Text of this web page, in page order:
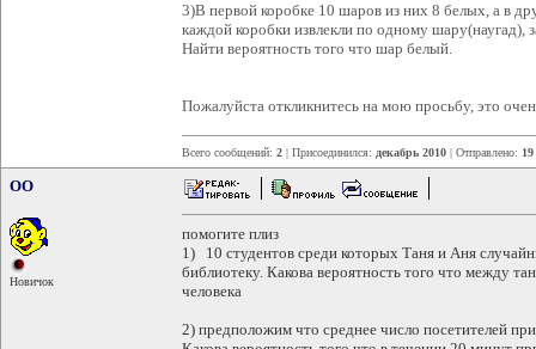
3)В первой коробке 10 шаров из них 8 белых, а в
каждой коробки извлекли по одному шару(наугад),
Найти вероятность того что шар белый.
Пожалуйста откликнитесь на мою просьбу, это
Всего сообщений: 2 | Присоединился: декабрь 2010 | Отправлено:
OO
Новичок
помогите плиз
1) 10 студентов среди которых Таня и Аня
библиотеку. Какова вероятность того что между
человека
2) предположим что среднее число посетителей